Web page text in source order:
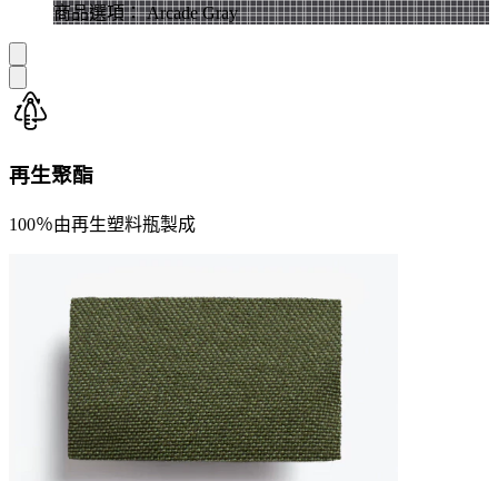
商品選項： Arcade Gray
再生聚酯
100％由再生塑料瓶製成